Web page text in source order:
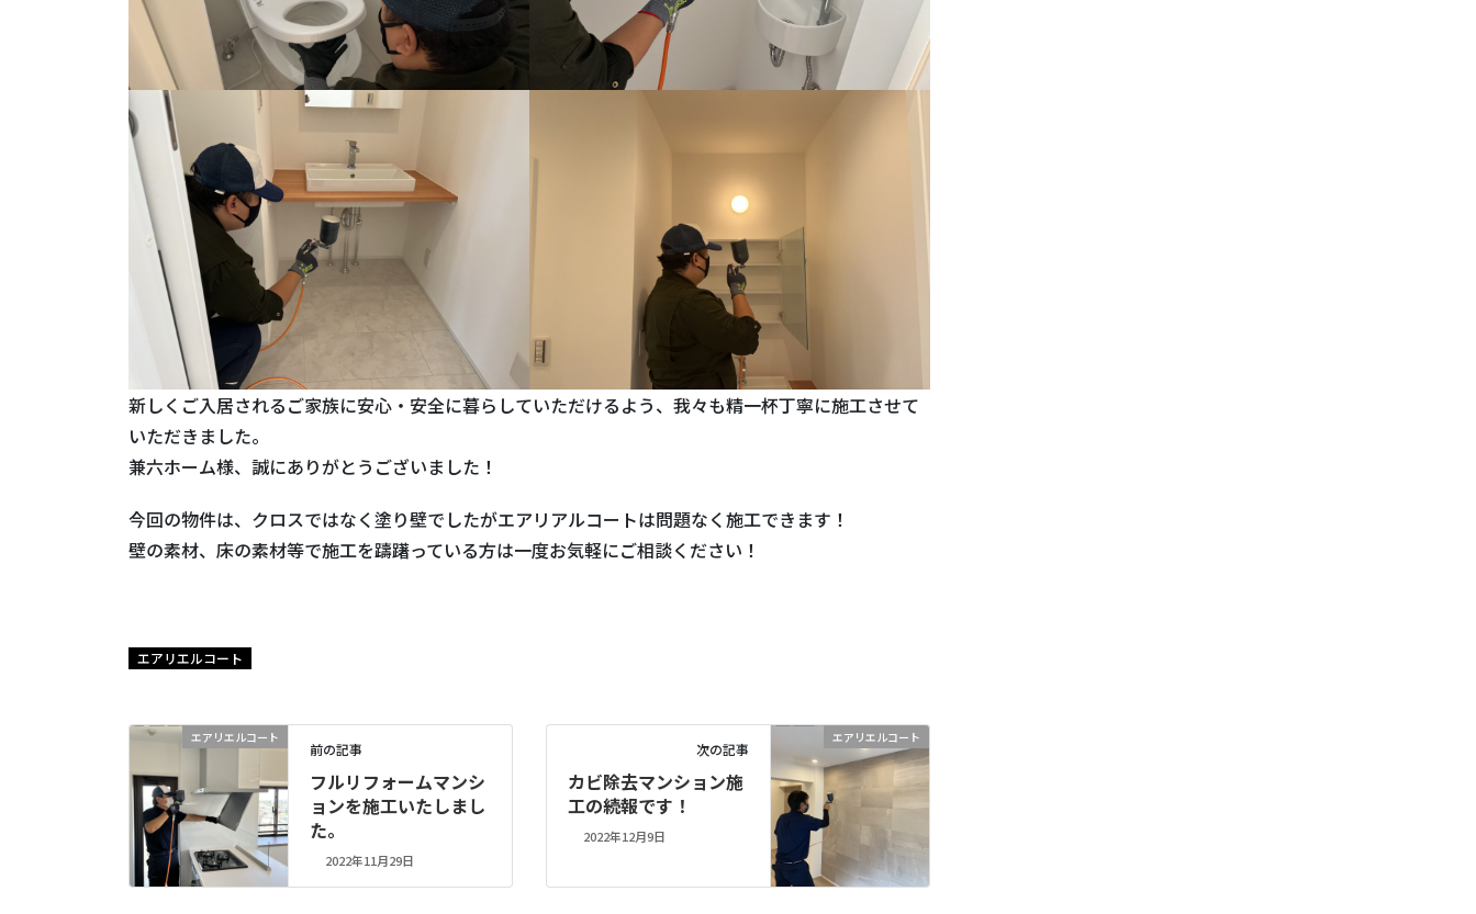
新しくご入居されるご家族に安心・安全に暮らしていただけるよう、我々も精一杯丁寧に施工させて
いただきました。
兼六ホーム様、誠にありがとうございました！
今回の物件は、クロスではなく塗り壁でしたがエアリアルコートは問題なく施工できます！
壁の素材、床の素材等で施工を躊躇っている方は一度お気軽にご相談ください！
エアリエルコート
エアリエルコート
前の記事
フルリフォームマンシ
ョンを施工いたしまし
た。
2022年11月29日
エアリエルコート
次の記事
カビ除去マンション施
工の続報です！
2022年12月9日